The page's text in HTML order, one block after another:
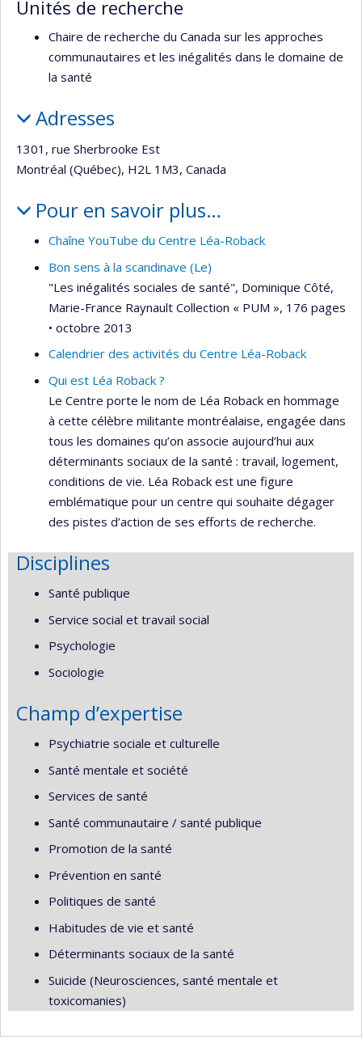
Unités de recherche
Chaire de recherche du Canada sur les approches
communautaires et les inégalités dans le domaine de
la santé
Adresses
1301, rue Sherbrooke Est
Montréal (Québec), H2L 1M3, Canada
Pour en savoir plus…
Chaîne YouTube du Centre Léa-Roback
Bon sens à la scandinave (Le)
"Les inégalités sociales de santé", Dominique Côté,
Marie-France Raynault Collection « PUM », 176 pages
• octobre 2013
Calendrier des activités du Centre Léa-Roback
Qui est Léa Roback ?
Le Centre porte le nom de Léa Roback en hommage
à cette célèbre militante montréalaise, engagée dans
tous les domaines qu’on associe aujourd’hui aux
déterminants sociaux de la santé : travail, logement,
conditions de vie. Léa Roback est une figure
emblématique pour un centre qui souhaite dégager
des pistes d’action de ses efforts de recherche.
Disciplines
Santé publique
Service social et travail social
Psychologie
Sociologie
Champ d’expertise
Psychiatrie sociale et culturelle
Santé mentale et société
Services de santé
Santé communautaire / santé publique
Promotion de la santé
Prévention en santé
Politiques de santé
Habitudes de vie et santé
Déterminants sociaux de la santé
Suicide (Neurosciences, santé mentale et
toxicomanies)